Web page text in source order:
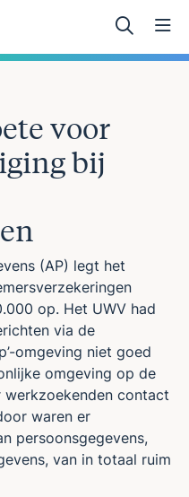
voor
bij
(AP) legt het
op. Het UWV had
via de
omgeving niet goed
omgeving op de
werkzoekenden contact
waren er
persoonsgegevens,
van in totaal ruim